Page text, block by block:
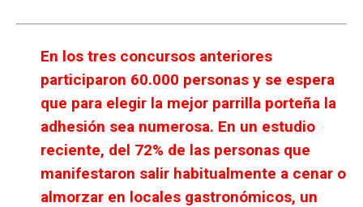
En los tres concursos anteriores
participaron 60.000 personas y se espera
que para elegir la mejor parrilla porteña la
adhesión sea numerosa. En un estudio
reciente, del 72% de las personas que
manifestaron salir habitualmente a cenar o
almorzar en locales gastronómicos, un